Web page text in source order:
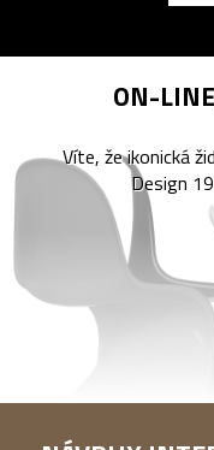
ON-LINE
Víte, že ikonická
Design